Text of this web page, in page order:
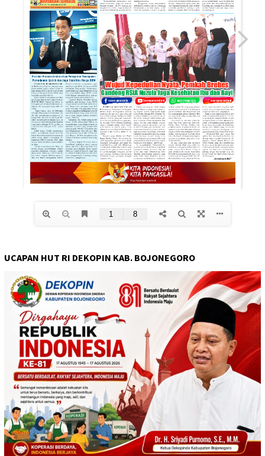
UCAPAN HUT RI DEKOPIN KAB. BOJONEGORO